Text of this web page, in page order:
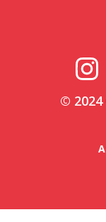
© 2024